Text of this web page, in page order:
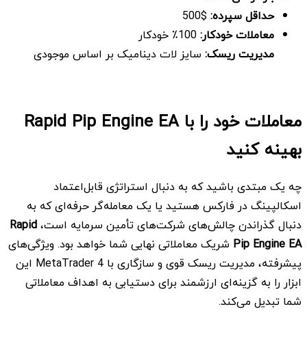
حداقل سپرده: $500
معاملات خودکار:100٪ خودکار
مدیریت ریسک: سایز لات دینامیک بر اساس موجودی
معاملات خود را با Rapid Pip Engine EA
بهینه کنید
چه یک مبتدی باشید که به دنبال استراتژی قابل‌اعتماد
اسکالپینگ در فارکس هستید یا یک معامله‌گر حرفه‌ای که به
دنبال گذراندن چالش‌های شرکت‌های تأمین سرمایه است،Rapid
Pip Engine EA شریک معاملاتی نهایی شما خواهد بود. ویژگی‌های
پیشرفته، مدیریت ریسک قوی و سازگاری با MetaTrader 4 این
ابزار را به گزینه‌ای ارزشمند برای دستیابی به اهداف معاملاتی
شما تبدیل می‌کند.